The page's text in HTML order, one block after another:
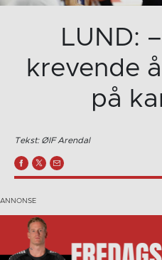
LUND:
krevende
på
Tekst: ØIF Arendal